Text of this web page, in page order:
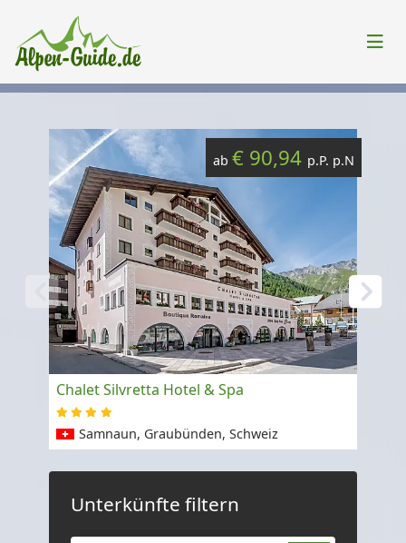
ab € 90,94 p.P. p.N
Chalet Silvretta Hotel & Spa
Samnaun, Graubünden, Schweiz
Unterkünfte filtern